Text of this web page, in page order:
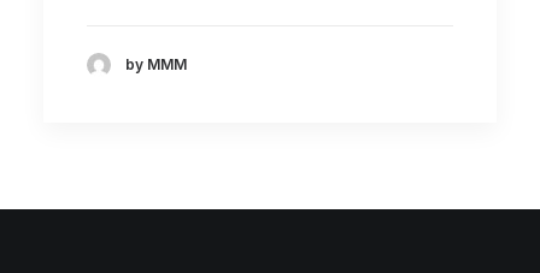
mendialduamusic@gmail.com
by MMM